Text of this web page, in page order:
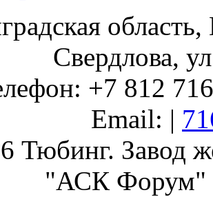
Свердлова,
+7 812
Email: |
Тюбинг. Завод
"АСК Форум"